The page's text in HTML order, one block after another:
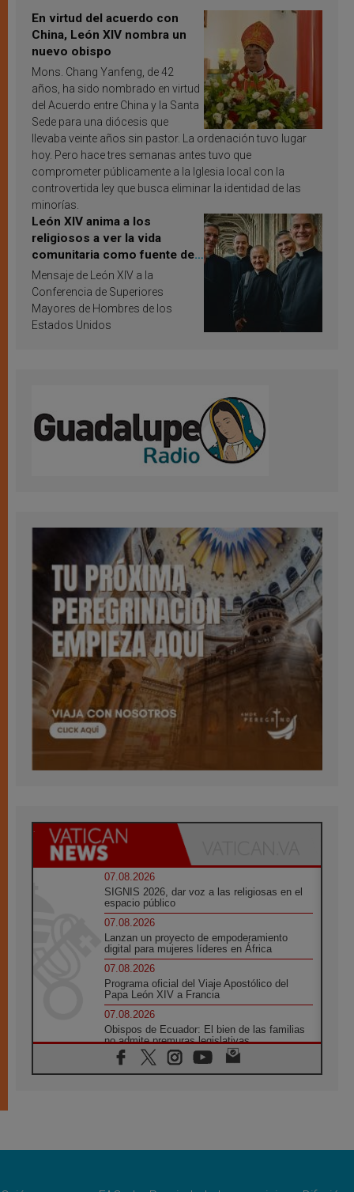
En virtud del acuerdo con
China, León XIV nombra un
nuevo obispo
Mons. Chang Yanfeng, de 42
años, ha sido nombrado en virtud
del Acuerdo entre China y la Santa
Sede para una diócesis que
llevaba veinte años sin pastor. La ordenación tuvo lugar
hoy. Pero hace tres semanas antes tuvo que
comprometer públicamente a la Iglesia local con la
controvertida ley que busca eliminar la identidad de las
minorías.
León XIV anima a los
religiosos a ver la vida
comunitaria como fuente de
inspiración y santificación
Mensaje de León XIV a la
Conferencia de Superiores
Mayores de Hombres de los
Estados Unidos
07.08.2026
SIGNIS 2026, dar voz a las religiosas en el
espacio público
07.08.2026
Lanzan un proyecto de empoderamiento
digital para mujeres líderes en África
07.08.2026
Programa oficial del Viaje Apostólico del
Papa León XIV a Francia
07.08.2026
Obispos de Ecuador: El bien de las familias
no admite premuras legislativas
06.08.2026
Cardenal Parolin: La paz comienza con la
06.08.2026